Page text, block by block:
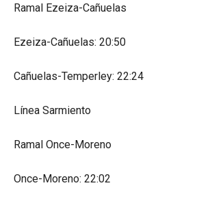
Ramal Ezeiza-Cañuelas
Ezeiza-Cañuelas: 20:50
Cañuelas-Temperley: 22:24
Línea Sarmiento
Ramal Once-Moreno
Once-Moreno: 22:02